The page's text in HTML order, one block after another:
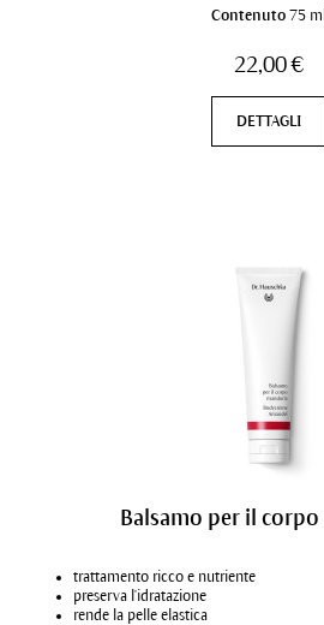
Contenuto 75 ml
22,00 €
DETTAGLI
Balsamo per il
trattamento ricco e nutriente
preserva l'idratazione
rende la pelle elastica